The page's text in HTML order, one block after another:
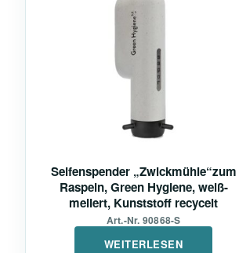
Seifenspender „Zwickmühle“zum
Raspeln, Green Hygiene, weiß-
meliert, Kunststoff recycelt
Art.-Nr. 90868-S
WEITERLESEN